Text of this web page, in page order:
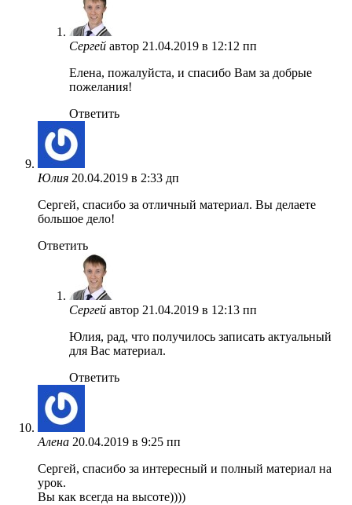
Сергей автор 21.04.2019 в 12:12 пп
Елена, пожалуйста, и спасибо Вам за добрые
пожелания!
Ответить
Юлия 20.04.2019 в 2:33 дп
Сергей, спасибо за отличный материал. Вы делаете
большое дело!
Ответить
Сергей автор 21.04.2019 в 12:13 пп
Юлия, рад, что получилось записать актуальный
для Вас материал.
Ответить
Алена 20.04.2019 в 9:25 пп
Сергей, спасибо за интересный и полный материал на
урок.
Вы как всегда на высоте))))